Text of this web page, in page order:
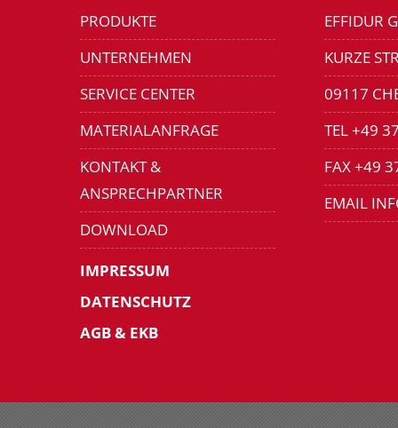
PRODUKTE
UNTERNEHMEN
SERVICE CENTER
MATERIALANFRAGE
KONTAKT &
ANSPRECHPARTNER
DOWNLOAD
IMPRESSUM
DATENSCHUTZ
AGB & EKB
EFFIDUR
KURZE
09117
TEL +49
FAX +49
EMAIL